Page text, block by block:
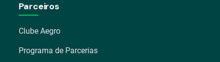
Parceiros
Clube Aegro
Programa de Parcerias